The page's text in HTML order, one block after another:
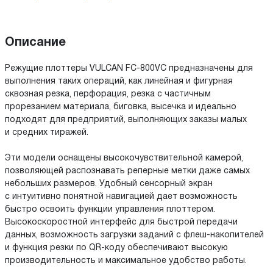
Описание
Режущие плоттеры VULCAN FC-800VC предназначены для
выполнения таких операций, как линейная и фигурная
сквозная резка, перфорация, резка с частичным
прорезанием материала, биговка, высечка и идеально
подходят для предприятий, выполняющих заказы малых
и средних тиражей.
Эти модели оснащены высокочувствительной камерой,
позволяющей распознавать реперные метки даже самых
небольших размеров. Удобный сенсорный экран
с интуитивно понятной навигацией дает возможность
быстро освоить функции управления плоттером.
Высокоскоростной интерфейс для быстрой передачи
данных, возможность загрузки заданий с флеш-накопителей
и функция резки по QR-коду обеспечивают высокую
производительность и максимальное удобство работы.